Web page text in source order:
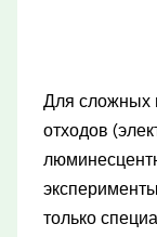
Для сложных
отходов
только